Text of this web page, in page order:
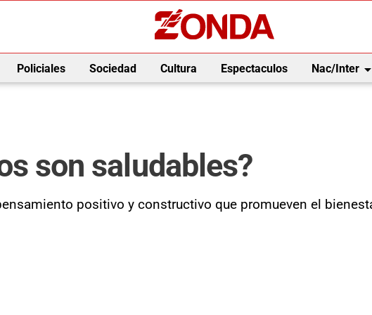
Policiales Sociedad Cultura Espectaculos Nac/Interarrow_drop_down
son saludables?
positivo y constructivo que promueven el